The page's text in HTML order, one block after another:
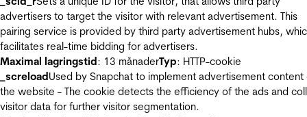
advertisers to target the visitor with relevant advertisement. This
pairing service is provided by third party advertisement hubs,
facilitates real-time bidding for advertisers.
Maximal lagringstid: 13 månaderTyp: HTTP-cookie
_screloadUsed by Snapchat to implement advertisement content
the website - The cookie detects the efficiency of the ads and
visitor data for further visitor segmentation.